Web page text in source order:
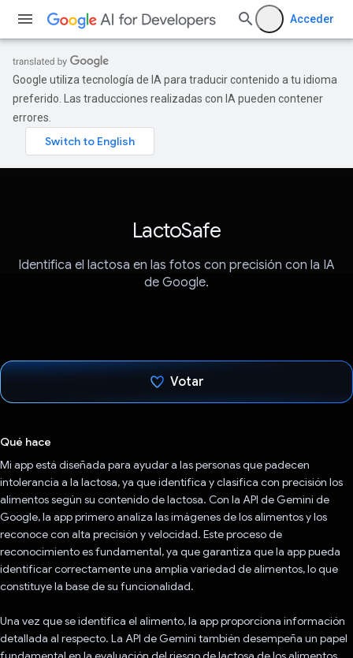
Acceder
Google utiliza tecnología de IA para traducir contenido a tu idioma
preferido. Las traducciones realizadas con IA pueden contener
errores.
LactoSafe
Identifica el lactosa en las fotos con precisión con la IA
de Google.
Votar
Qué hace
Mi app está diseñada para ayudar a las personas que padecen
intolerancia a la lactosa, ya que identifica y clasifica con precisión los
alimentos según su contenido de lactosa. Con la API de Gemini de
Google, la app primero analiza las imágenes de los alimentos y los
reconoce con alta precisión y velocidad. Este proceso de
reconocimiento es fundamental, ya que garantiza que la app pueda
identificar correctamente una amplia variedad de alimentos, lo que
constituye la base de su funcionalidad.
Una vez que se identifica el alimento, la app proporciona información
detallada al respecto. La API de Gemini también desempeña un papel